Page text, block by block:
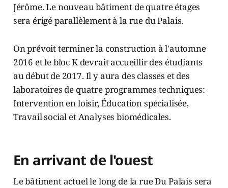
Jérôme. Le nouveau bâtiment de quatre étages
sera érigé parallèlement à la rue du Palais.
On prévoit terminer la construction à l'automne
2016 et le bloc K devrait accueillir des étudiants
au début de 2017. Il y aura des classes et des
laboratoires de quatre programmes techniques:
Intervention en loisir, Éducation spécialisée,
Travail social et Analyses biomédicales.
En arrivant de l'ouest
Le bâtiment actuel le long de la rue Du Palais sera